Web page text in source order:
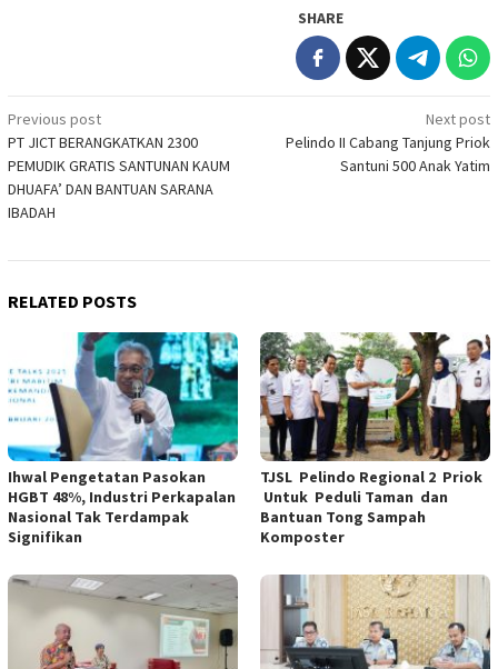
SHARE
Post
navigation
Previous post
PT JICT BERANGKATKAN 2300
PEMUDIK GRATIS SANTUNAN KAUM
DHUAFA’ DAN BANTUAN SARANA
IBADAH
Next post
Pelindo II Cabang Tanjung Priok
Santuni 500 Anak Yatim
RELATED POSTS
Ihwal Pengetatan Pasokan
HGBT 48%, Industri Perkapalan
Nasional Tak Terdampak
Signifikan
TJSL Pelindo Regional 2 Priok
Untuk Peduli Taman dan
Bantuan Tong Sampah
Komposter